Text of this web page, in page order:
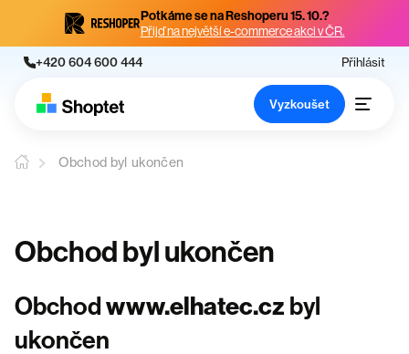
Potkáme se na Reshoperu 15. 10.?
Přijď na největší e-commerce akci v ČR.
+420 604 600 444 Přihlásit
Vyzkoušet
Obchod byl ukončen
Obchod byl ukončen
Obchodwww.elhatec.cz byl
ukončen